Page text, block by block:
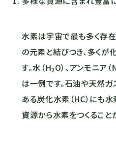
水素は宇宙で最も多く存
の元素と結びつき、多くが
す。水（H2O）、アンモニア（
は一例です。石油や天然
ある炭化水素（HC）にも
資源から水素をつくること